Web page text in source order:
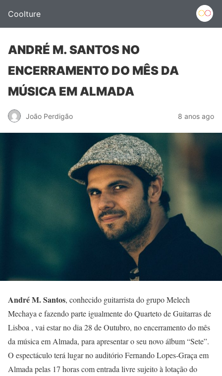
Coolture
ANDRÉ M. SANTOS NO
ENCERRAMENTO DO MÊS DA
MÚSICA EM ALMADA
João Perdigão 8 anos ago
André M. Santos, conhecido guitarrista do grupo Melech
Mechaya e fazendo parte igualmente do Quarteto de Guitarras de
Lisboa , vai estar no dia 28 de Outubro, no encerramento do mês
da música em Almada, para apresentar o seu novo álbum “Sete”.
O espectáculo terá lugar no auditório Fernando Lopes-Graça em
Almada pelas 17 horas com entrada livre sujeito à lotação do